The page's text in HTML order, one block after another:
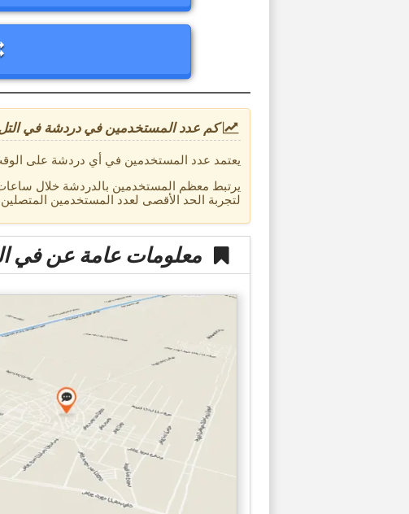
كم عدد المستخدمين في دردشة في التل
يعتمد عدد المستخدمين في أي دردشة على الوقت
يرتبط معظم المستخدمين بالدردشة خلال
لتجربة الحد الأقصى لعدد المستخدمين
معلومات عامة عن في